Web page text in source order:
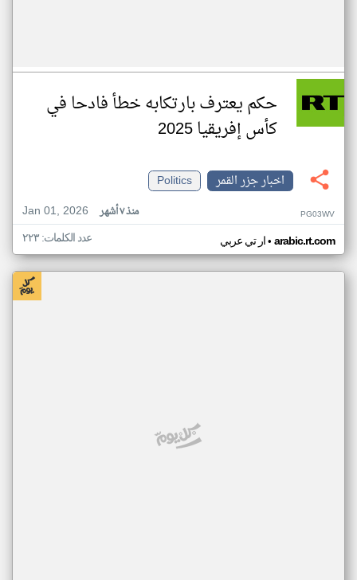
حكم يعترف بارتكابه خطأ فادحا في
كأس إفريقيا 2025
اخبار جزر القمر
Politics
Jan 01, 2026
منذ ٧ أشهر PG03WV
ار تي عربي• arabic.rt.com عدد الكلمات: ٢٢٣